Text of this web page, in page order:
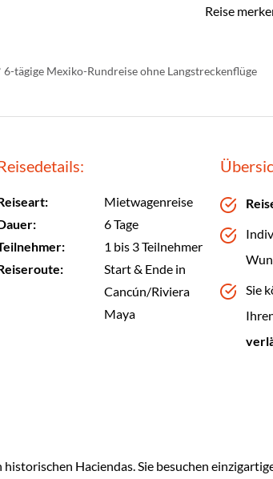
Reise
6-tägige Mexiko-Rundreise ohne Langstreckenflüge
Mietwagenreise
6 Tage
1 bis 3 Teilnehmer
Start & Ende in
Cancún/Riviera
Maya
Sie
Haciendas. Sie besuchen